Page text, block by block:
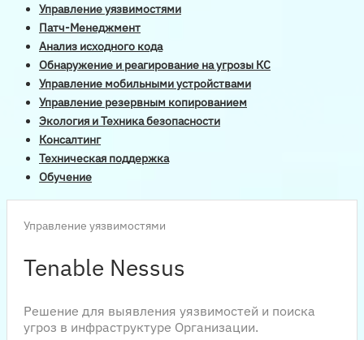
Управление уязвимостями
Патч-Менеджмент
Анализ исходного кода
Обнаружение и реагирование на угрозы КС
Управление мобильными устройствами
Управление резервным копированием
Экология и Техника безопасности
Консалтинг
Техническая поддержка
Обучение
Управление уязвимостями
Tenable Nessus
Решение для выявления уязвимостей и поиска
угроз в инфраструктуре Организации.